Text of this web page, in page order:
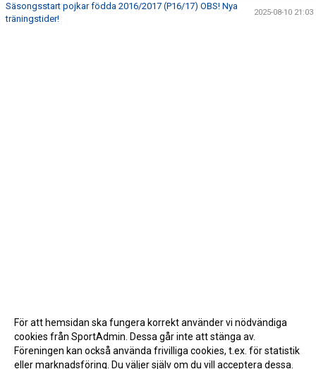
Säsongsstart pojkar födda 2016/2017 (P16/17) OBS! Nya
träningstider!
2025-08-10 21:03
För att hemsidan ska fungera korrekt använder vi nödvändiga
cookies från SportAdmin. Dessa går inte att stänga av.
Föreningen kan också använda frivilliga cookies, t.ex. för statistik
eller marknadsföring. Du väljer själv om du vill acceptera dessa.